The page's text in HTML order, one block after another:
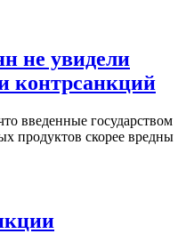
не увидели
контрсанкций
введенные государством
продуктов скорее вредны